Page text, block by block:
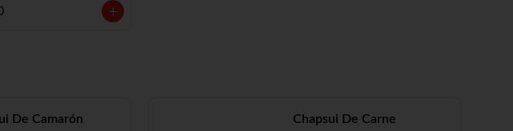
De Camarón Chapsui De Carne